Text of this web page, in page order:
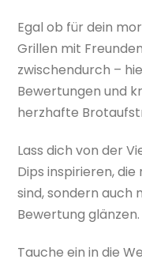
Egal ob für dein
Grillen mit
zwischendurch –
Bewertungen und
herzhafte
Lass dich von der
Dips inspirieren,
sind, sondern auch
Bewertung glänzen.
Tauche ein in die